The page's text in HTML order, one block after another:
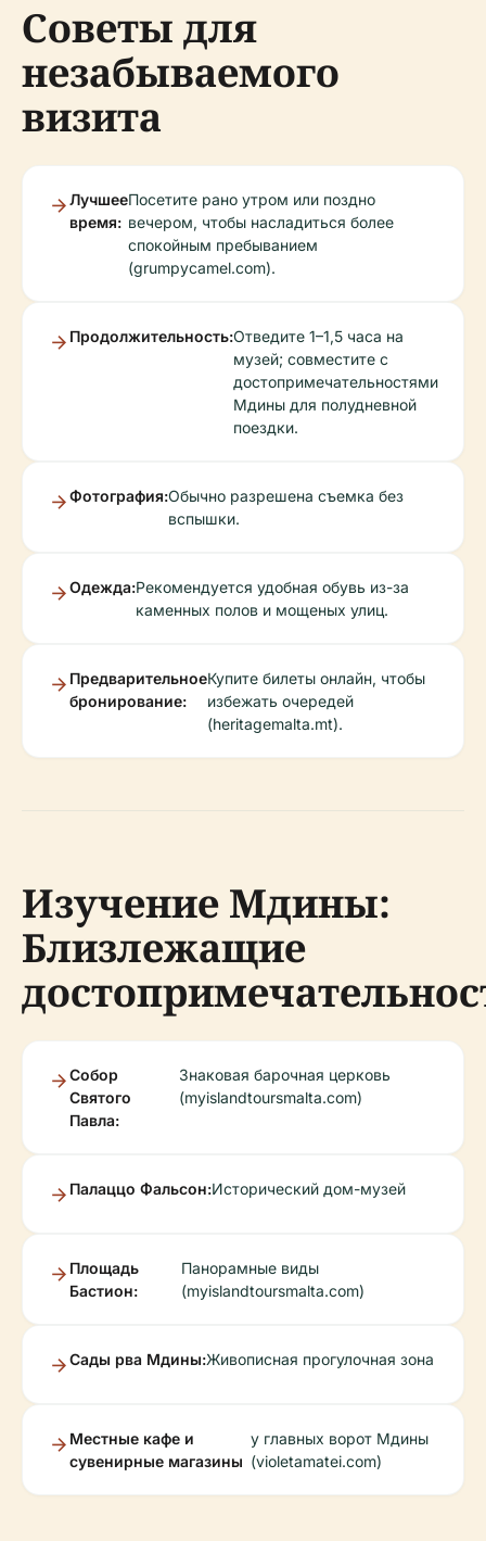
Советы для
незабываемого
визита
Лучшее
время:
Посетите рано утром или поздно
вечером, чтобы насладиться более
спокойным пребыванием
(grumpycamel.com).
Продолжительность:Отведите 1–1,5 часа на
музей; совместите с
достопримечательностями
Мдины для полудневной
поездки.
Фотография:Обычно разрешена съемка без
вспышки.
Одежда:Рекомендуется удобная обувь из-за
каменных полов и мощеных улиц.
Предварительное
бронирование:
Купите билеты онлайн, чтобы
избежать очередей
(heritagemalta.mt).
Изучение Мдины:
Близлежащие
Собор
Святого
Павла:
Знаковая барочная церковь
(myislandtoursmalta.com)
Палаццо Фальсон:Исторический дом-музей
Площадь
Бастион:
Панорамные виды
(myislandtoursmalta.com)
Сады рва Мдины:Живописная прогулочная зона
Местные кафе и
сувенирные магазины
у главных ворот Мдины
(violetamatei.com)